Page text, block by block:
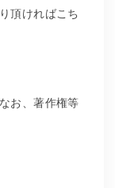
頂ければこち
お、著作権等